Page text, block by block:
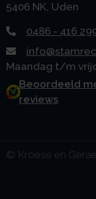
5406 NK, Uden
0486 - 416
Maandag t/m
Beoordeeld
reviews
© Kroese en